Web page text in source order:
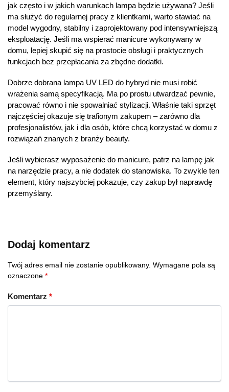
jak często i w jakich warunkach lampa będzie używana? Jeśli
ma służyć do regularnej pracy z klientkami, warto stawiać na
model wygodny, stabilny i zaprojektowany pod intensywniejszą
eksploatację. Jeśli ma wspierać manicure wykonywany w
domu, lepiej skupić się na prostocie obsługi i praktycznych
funkcjach bez przepłacania za zbędne dodatki.
Dobrze dobrana lampa UV LED do hybryd nie musi robić
wrażenia samą specyfikacją. Ma po prostu utwardzać pewnie,
pracować równo i nie spowalniać stylizacji. Właśnie taki sprzęt
najczęściej okazuje się trafionym zakupem – zarówno dla
profesjonalistów, jak i dla osób, które chcą korzystać w domu z
rozwiązań znanych z branży beauty.
Jeśli wybierasz wyposażenie do manicure, patrz na lampę jak
na narzędzie pracy, a nie dodatek do stanowiska. To zwykle ten
element, który najszybciej pokazuje, czy zakup był naprawdę
przemyślany.
Dodaj komentarz
Twój adres email nie zostanie opublikowany. Wymagane pola są
oznaczone *
Komentarz *